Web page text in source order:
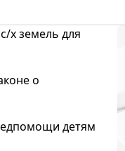
х земель для
о
детям